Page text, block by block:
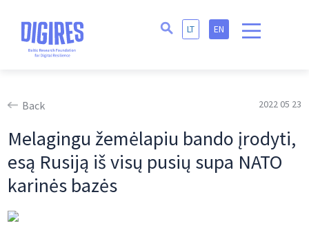
LT EN
Back 2022 05 23
Melagingu žemėlapiu bando įrodyti,
esą Rusiją iš visų pusių supa NATO
karinės bazės